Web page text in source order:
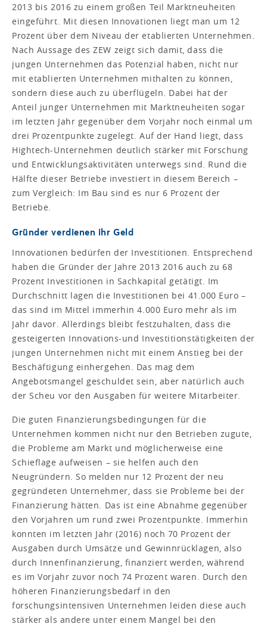
2013 bis 2016 zu einem großen Teil Marktneuheiten
eingeführt. Mit diesen Innovationen liegt man um 12
Prozent über dem Niveau der etablierten Unternehmen.
Nach Aussage des ZEW zeigt sich damit, dass die
jungen Unternehmen das Potenzial haben, nicht nur
mit etablierten Unternehmen mithalten zu können,
sondern diese auch zu überflügeln. Dabei hat der
Anteil junger Unternehmen mit Marktneuheiten sogar
im letzten Jahr gegenüber dem Vorjahr noch einmal um
drei Prozentpunkte zugelegt. Auf der Hand liegt, dass
Hightech-Unternehmen deutlich stärker mit Forschung
und Entwicklungsaktivitäten unterwegs sind. Rund die
Hälfte dieser Betriebe investiert in diesem Bereich –
zum Vergleich: Im Bau sind es nur 6 Prozent der
Betriebe.
Gründer verdienen ihr Geld
Innovationen bedürfen der Investitionen. Entsprechend
haben die Gründer der Jahre 2013 2016 auch zu 68
Prozent Investitionen in Sachkapital getätigt. Im
Durchschnitt lagen die Investitionen bei 41.000 Euro –
das sind im Mittel immerhin 4.000 Euro mehr als im
Jahr davor. Allerdings bleibt festzuhalten, dass die
gesteigerten Innovations-und Investitionstätigkeiten der
jungen Unternehmen nicht mit einem Anstieg bei der
Beschäftigung einhergehen. Das mag dem
Angebotsmangel geschuldet sein, aber natürlich auch
der Scheu vor den Ausgaben für weitere Mitarbeiter.
Die guten Finanzierungsbedingungen für die
Unternehmen kommen nicht nur den Betrieben zugute,
die Probleme am Markt und möglicherweise eine
Schieflage aufweisen – sie helfen auch den
Neugründern. So melden nur 12 Prozent der neu
gegründeten Unternehmer, dass sie Probleme bei der
Finanzierung hätten. Das ist eine Abnahme gegenüber
den Vorjahren um rund zwei Prozentpunkte. Immerhin
konnten im letzten Jahr (2016) noch 70 Prozent der
Ausgaben durch Umsätze und Gewinnrücklagen, also
durch Innenfinanzierung, finanziert werden, während
es im Vorjahr zuvor noch 74 Prozent waren. Durch den
höheren Finanzierungsbedarf in den
forschungsintensiven Unternehmen leiden diese auch
stärker als andere unter einem Mangel bei den